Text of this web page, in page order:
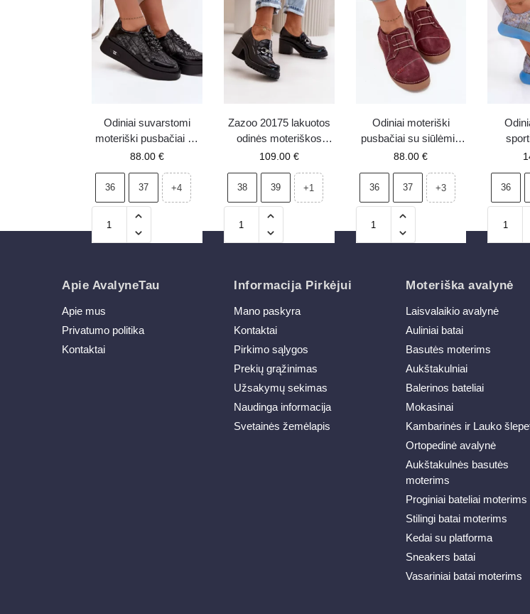
Odiniai suvarstomi
moteriški pusbačiai su
platforma Artiker
sidabriniai
88.00 €
36 37 +4
Zazoo 20175 lakuotos
odinės moteriškos
aukštakulnės basutės
juodos
109.00 €
38 39 +1
Odiniai moteriški
pusbačiai su siūlėmis
Artiker 57C2111
88.00€
36 37 +3 36
Apie AvalyneTau
Apie mus
Privatumo politika
Kontaktai
Informacija Pirkėjui
Mano paskyra
Kontaktai
Pirkimo sąlygos
Prekių grąžinimas
Užsakymų sekimas
Naudinga informacija
Svetainės žemėlapis
Moteriška avalynė
Laisvalaikio avalynė
Auliniai batai
Basutės moterims
Aukštakulniai
Balerinos bateliai
Mokasinai
Kambarinės ir Lauko
Ortopedinė avalynė
Aukštakulnės basutės
moterims
Proginiai bateliai moterims
Stilingi batai moterims
Kedai su platforma
Sneakers batai
Vasariniai batai moterims